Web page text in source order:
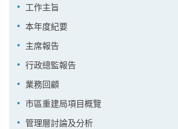
工作主旨
本年度紀要
主席報告
行政總監報告
業務回顧
市區重建局項目概覽
管理層討論及分析